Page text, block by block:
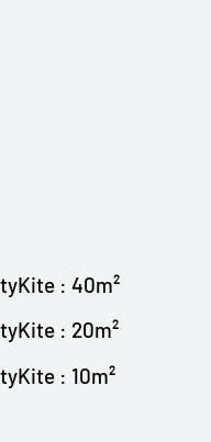
: 40m²
: 20m²
: 10m²